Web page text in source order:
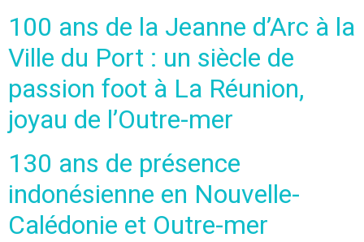
100 ans de la Jeanne d’Arc à la
Ville du Port : un siècle de
passion foot à La Réunion,
joyau de l’Outre-mer
130 ans de présence
indonésienne en Nouvelle-
Calédonie et Outre-mer